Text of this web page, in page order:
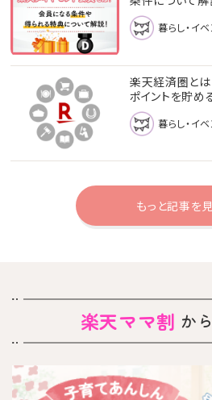
暮らし・イベ
楽天経済圏とは
ポイントを貯め
暮らし・イベ
もっと記事を
楽天ママ割 か